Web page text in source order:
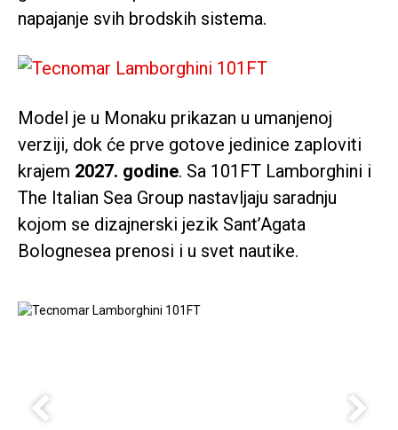
napajanje svih brodskih sistema.
Model je u Monaku prikazan u umanjenoj
verziji, dok će prve gotove jedinice zaploviti
krajem 2027. godine. Sa 101FT Lamborghini i
The Italian Sea Group nastavljaju saradnju
kojom se dizajnerski jezik Sant’Agata
Bolognesea prenosi i u svet nautike.